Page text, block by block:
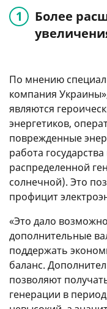
Более
По мнению
компания
являются
энергетиков,
поврежденные
работа
распределенной
солнечной). Это
профицит
«Это дало
дополнительные
поддержать
баланс.
позволяют
генерации в